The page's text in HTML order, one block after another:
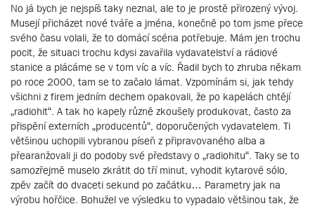
No já bych je nejspíš taky neznal, ale to je prostě přirozený vývoj.
Musejí přicházet nové tváře a jména, konečně po tom jsme přece
svého času volali, že to domácí scéna potřebuje. Mám jen trochu
pocit, že situaci trochu kdysi zavařila vydavatelství a rádiové
stanice a plácáme se v tom víc a víc. Řadil bych to zhruba někam
po roce 2000, tam se to začalo lámat. Vzpomínám si, jak tehdy
všichni z firem jedním dechem opakovali, že po kapelách chtějí
„radiohit“. A tak ho kapely různě zkoušely produkovat, často za
přispění externích „producentů“, doporučených vydavatelem. Ti
většinou uchopili vybranou píseň z připravovaného alba a
přearanžovali ji do podoby své představy o „radiohitu“. Taky se to
samozřejmě muselo zkrátit do tří minut, vyhodit kytarové sólo,
zpěv začít do dvaceti sekund po začátku… Parametry jak na
výrobu hořčice. Bohužel ve výsledku to vypadalo většinou tak, že